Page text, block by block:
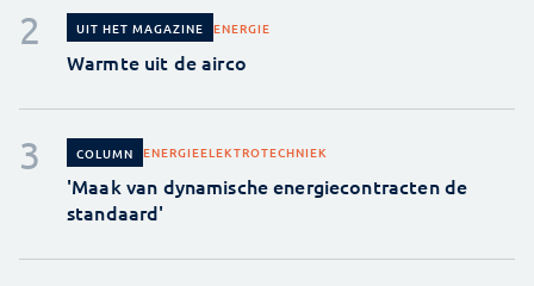
UIT HET MAGAZINE ENERGIE
Warmte uit de airco
COLUMN ENERGIEELEKTROTECHNIEK
'Maak van dynamische energiecontracten de
standaard'